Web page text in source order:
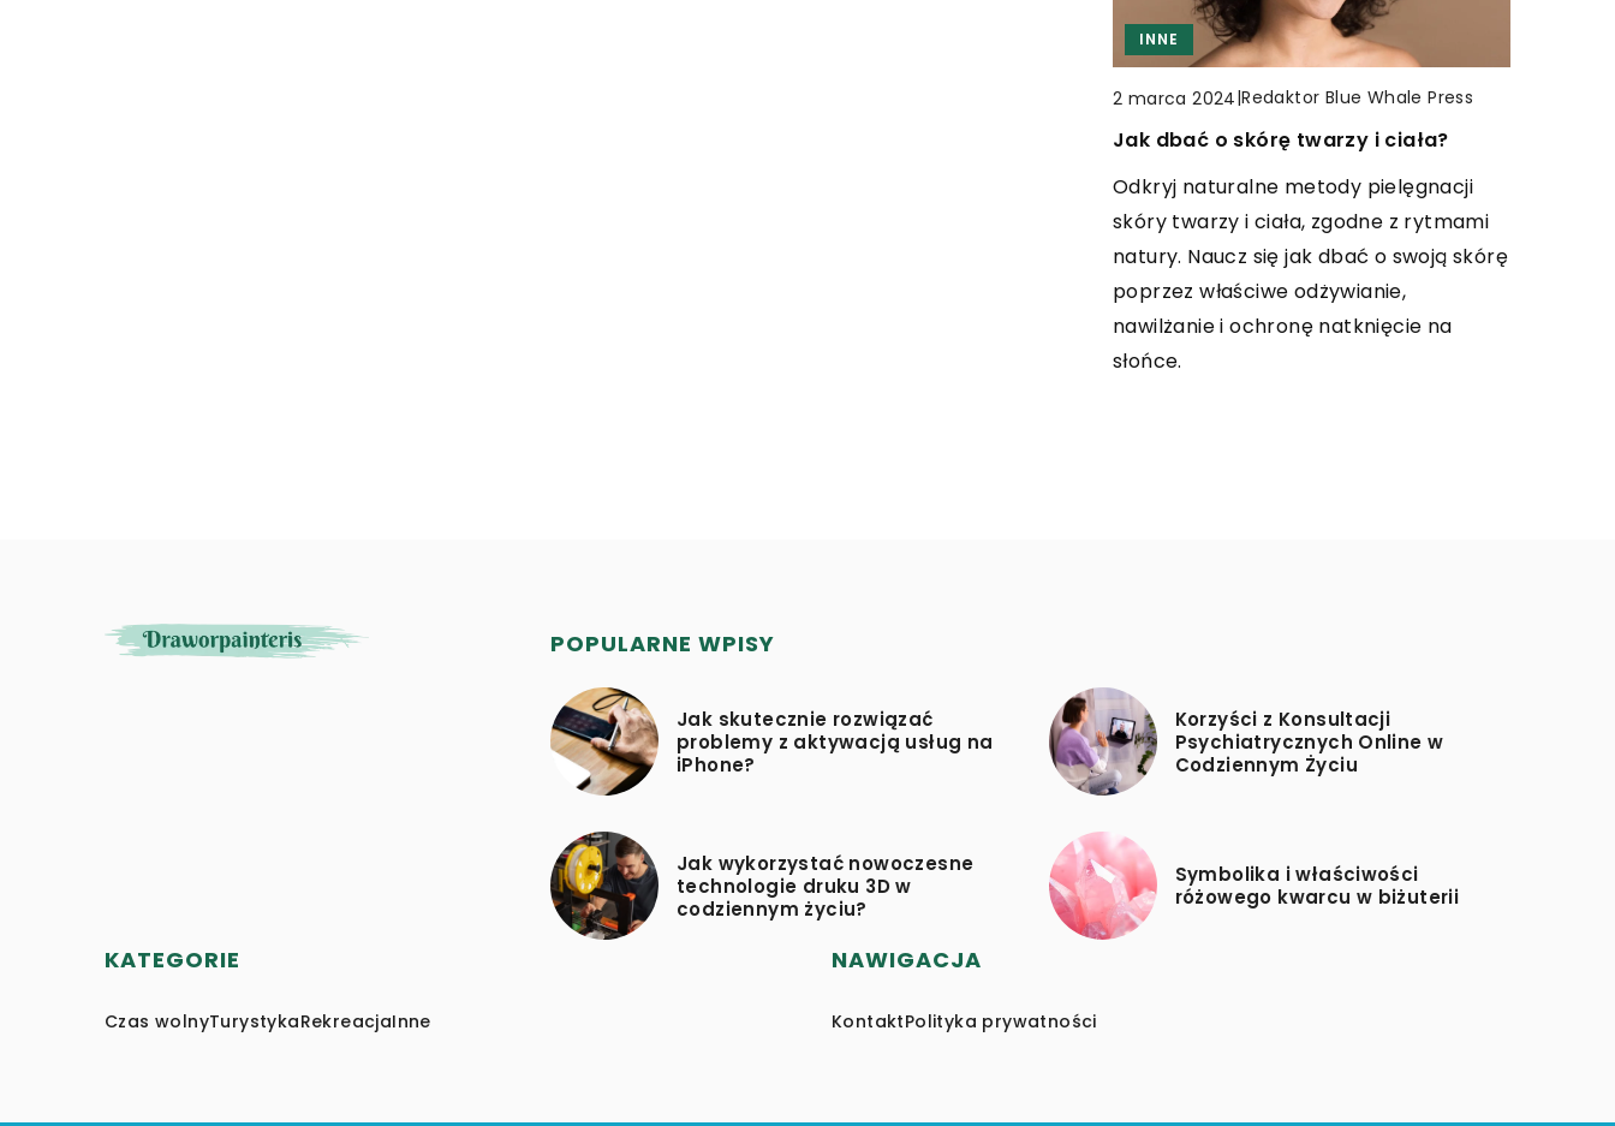
11 maja 2025|Redaktor Blue Whale Press
Odkrywanie Uroków Bawarii:
Przewodnik po Malowniczych
Wyprawach
Odkryj najpiękniejsze zakątki Bawarii,
idealne na wyprawy pełne przygód i
niezapomnianych wrażeń. Znajdź
INNE
2 marca 2024|Redaktor Blue Whale Press
Jak dbać o skórę twarzy i ciała?
Odkryj naturalne metody pielęgnacji
skóry twarzy i ciała, zgodne z rytmami
natury. Naucz się jak dbać o swoją skórę
poprzez właściwe odżywianie,
nawilżanie i ochronę natknięcie na
słońce.
15 lutego 2026|Redaktor Blue Whale Press
Jak przygotować się do sesji ślubnej
za granicą: Praktyczne wskazówki dla
przyszłych małżonków
Planujesz sesję ślubną za granicą?
Dowiedz się, jak zadbać o wszystkie
szczegóły, uniknąć stresu oraz uchwycić
POPULARNE WPISY
Jak skutecznie rozwiązać
problemy z aktywacją usług na
iPhone?
Korzyści z Konsultacji
Psychiatrycznych Online w
Codziennym Życiu
Jak wykorzystać nowoczesne
technologie druku 3D w
codziennym życiu?
Symbolika i właściwości
różowego kwarcu w biżuterii
KATEGORIE
Czas wolnyTurystykaRekreacjaInne
NAWIGACJA
KontaktPolityka prywatności